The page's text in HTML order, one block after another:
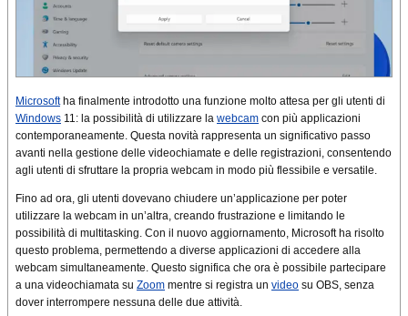
Microsoftha finalmente introdotto una funzione molto attesa per gli utenti di
Windows 11: la possibilità di utilizzare la webcam con più applicazioni
contemporaneamente. Questa novità rappresenta un significativo passo
avanti nella gestione delle videochiamate e delle registrazioni, consentendo
agli utenti di sfruttare la propria webcam in modo più flessibile e versatile.
Fino ad ora, gli utenti dovevano chiudere un’applicazione per poter
utilizzare la webcam in un’altra, creando frustrazione e limitando le
possibilità di multitasking. Con il nuovo aggiornamento, Microsoft ha risolto
questo problema, permettendo a diverse applicazioni di accedere alla
webcam simultaneamente. Questo significa che ora è possibile partecipare
a una videochiamata su Zoom mentre si registra un video su OBS, senza
dover interrompere nessuna delle due attività.